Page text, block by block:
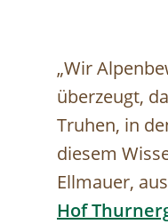
„Wir
überzeugt,
Truhen, in
diesem
Ellmauer,
Hof